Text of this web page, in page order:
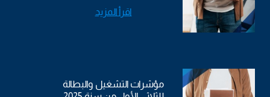
اقرأ المزيد
مؤشرات التشغيل والبطالة